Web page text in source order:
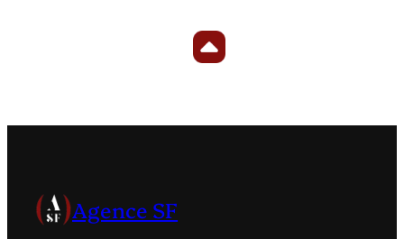
Agence SF